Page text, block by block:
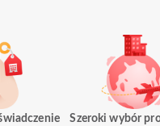
Szeroki wybór